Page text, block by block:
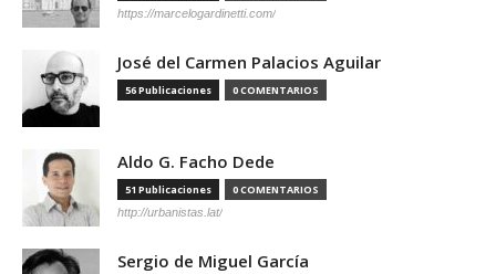
https://marcelogardinetti.com/
José del Carmen Palacios Aguilar
56 Publicaciones 0 COMENTARIOS
Aldo G. Facho Dede
51 Publicaciones 0 COMENTARIOS
http://urbanistas.lat/
Sergio de Miguel García